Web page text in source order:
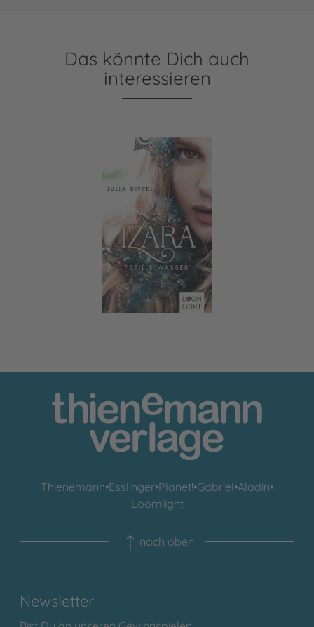
Das könnte Dich auch
interessieren
Thienemann•Esslinger•Planet!•Gabriel•Aladin•
Loomlight
nach oben
Newsletter